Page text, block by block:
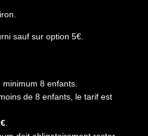
sauf sur option 5€.
minimum 8 enfants.
de 8 enfants, le tarif est